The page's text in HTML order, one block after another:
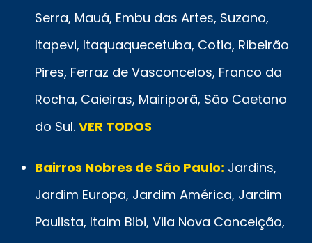
Serra, Mauá, Embu das Artes, Suzano,
Itapevi, Itaquaquecetuba, Cotia, Ribeirão
Pires, Ferraz de Vasconcelos, Franco da
Rocha, Caieiras, Mairiporã, São Caetano
do Sul. VER TODOS
Bairros Nobres de São Paulo: Jardins,
Jardim Europa, Jardim América, Jardim
Paulista, Itaim Bibi, Vila Nova Conceição,